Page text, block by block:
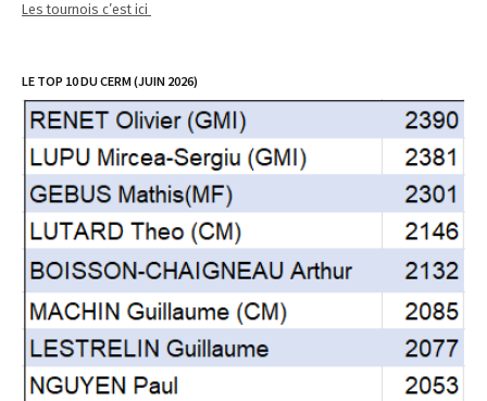
Les tournois c’est ici
LE TOP 10 DU CERM (JUIN 2026)